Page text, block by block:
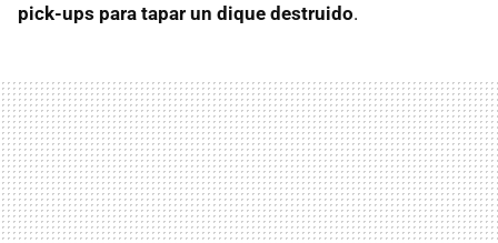
pick-ups para tapar un dique destruido.